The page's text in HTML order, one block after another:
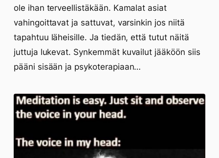
ole ihan terveellistäkään. Kamalat asiat
vahingoittavat ja sattuvat, varsinkin jos niitä
tapahtuu läheisille. Ja tiedän, että tutut näitä
juttuja lukevat. Synkemmät kuvailut jääköön siis
pääni sisään ja psykoterapiaan…